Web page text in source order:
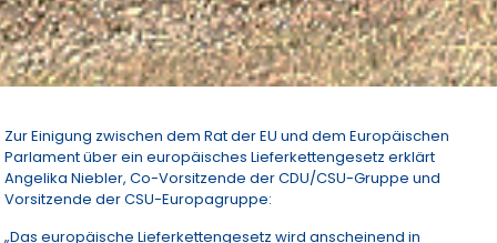
Zur Einigung zwischen dem Rat der EU und dem Europäischen
Parlament über ein europäisches Lieferkettengesetz erklärt
Angelika Niebler, Co-Vorsitzende der CDU/CSU-Gruppe und
Vorsitzende der CSU-Europagruppe:
„Das europäische Lieferkettengesetz wird anscheinend in